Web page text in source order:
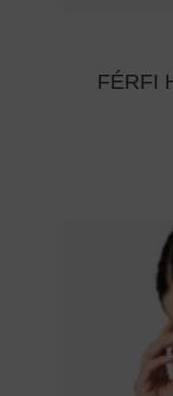
FÉRFI